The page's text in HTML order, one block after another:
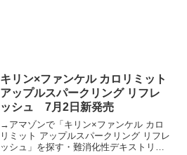
キリン×ファンケル カロリミット
アップルスパークリング リフレ
ッシュ 7月2日新発売
→アマゾンで「キリン×ファンケル カロ
リミット アップルスパークリング リフレ
ッシュ」を探す・難消化性デキストリン